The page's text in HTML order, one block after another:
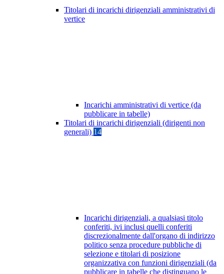
Titolari di incarichi dirigenziali amministrativi di
vertice
Incarichi amministrativi di vertice (da
pubblicare in tabelle)
Titolari di incarichi dirigenziali (dirigenti non
generali) 14
Incarichi dirigenziali, a qualsiasi titolo
conferiti, ivi inclusi quelli conferiti
discrezionalmente dall'organo di indirizzo
politico senza procedure pubbliche di
selezione e titolari di posizione
organizzativa con funzioni dirigenziali (da
pubblicare in tabelle che distinguano le